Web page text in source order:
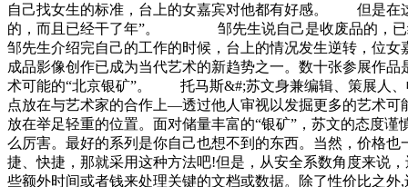
自己找女生的标准，台上的女嘉宾对他都有好感。 但是
的，而且已经干了年”。 邹先生说自己是收废品的，已经
邹先生介绍完自己的工作的时候，台上的情况发生逆转，
成品影像创作已成为当代艺术的新趋势之一。数十张参展作
术可能的“北京银矿”。 托马斯&#;苏文身兼编辑、策展人、
点放在与艺术家的合作上—透过他人审视以发掘更多的艺术
放在举足轻重的位置。面对储量丰富的“银矿”，苏文的态度
么厉害。最好的系列是你自己也想不到的东西。当然，价格
捷、快捷，那就采用这种方法吧!但是，从安全系数角度来说
些额外时间或者钱来处理关键的文档或数据。除了性价比之